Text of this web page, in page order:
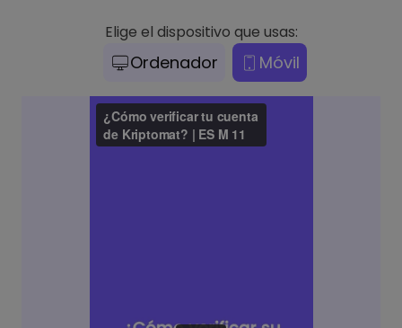
Elige el dispositivo que usas:
Ordenador Móvil